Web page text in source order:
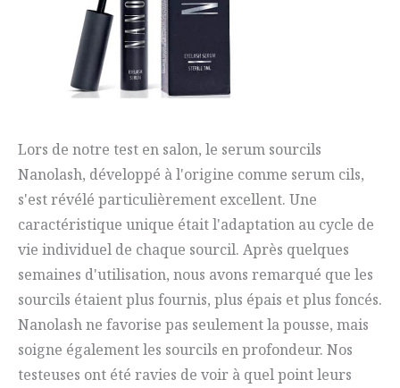
Lors de notre test en salon, le serum sourcils
Nanolash, développé à l'origine comme serum cils,
s'est révélé particulièrement excellent. Une
caractéristique unique était l'adaptation au cycle de
vie individuel de chaque sourcil. Après quelques
semaines d'utilisation, nous avons remarqué que les
sourcils étaient plus fournis, plus épais et plus foncés.
Nanolash ne favorise pas seulement la pousse, mais
soigne également les sourcils en profondeur. Nos
testeuses ont été ravies de voir à quel point leurs